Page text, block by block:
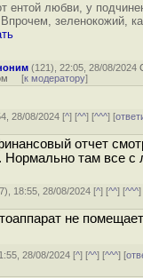
ентой любви, у
зеленокожий,
(121), 22:05, 28/08/2024
[к модератору]
28/08/2024 [^] [^^] [^^^] [
отчет
Нормально там все с
), 18:55, 28/08/2024 [^] [^^] [^^^]
не
28/08/2024 [^] [^^] [^^^] [